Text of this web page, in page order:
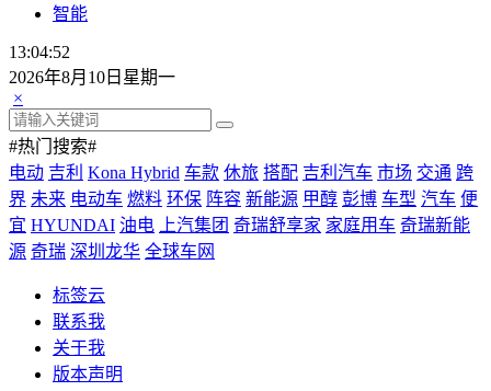
智能
13:04:53
2026年8月10日星期一
×
#热门搜索#
电动 吉利 Kona Hybrid 车款 休旅 搭配 吉利汽车 市场 交通 跨
界 未来 电动车 燃料 环保 阵容 新能源 甲醇 彭博 车型 汽车 便
宜 HYUNDAI 油电 上汽集团 奇瑞舒享家 家庭用车 奇瑞新能
源 奇瑞 深圳龙华 全球车网
标签云
联系我
关于我
版本声明